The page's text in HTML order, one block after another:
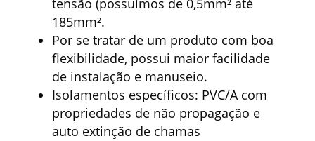
tensão (possuímos de 0,5mm² até
185mm².
Por se tratar de um produto com boa
flexibilidade, possui maior facilidade
de instalação e manuseio.
Isolamentos específicos: PVC/A com
propriedades de não propagação e
auto extinção de chamas